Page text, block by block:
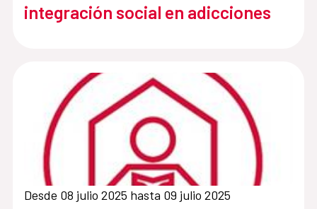
integración social en adicciones
Desde 08 julio 2025 hasta 09 julio 2025